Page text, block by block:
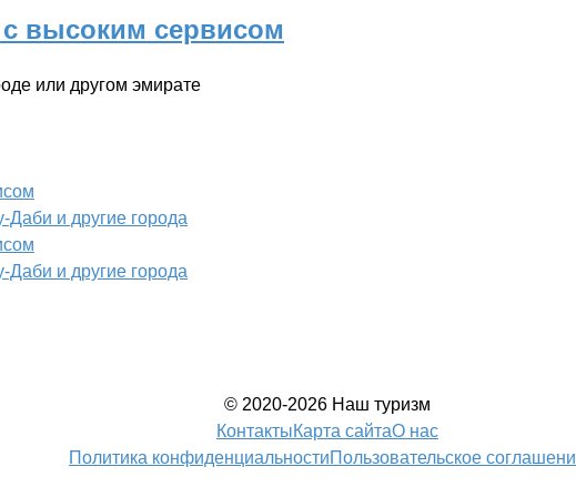
высоким сервисом
или другом эмирате
и другие города
и другие города
© 2020-2026 Наш туризм
КонтактыКарта сайтаО нас
Политика конфиденциальностиПользовательское